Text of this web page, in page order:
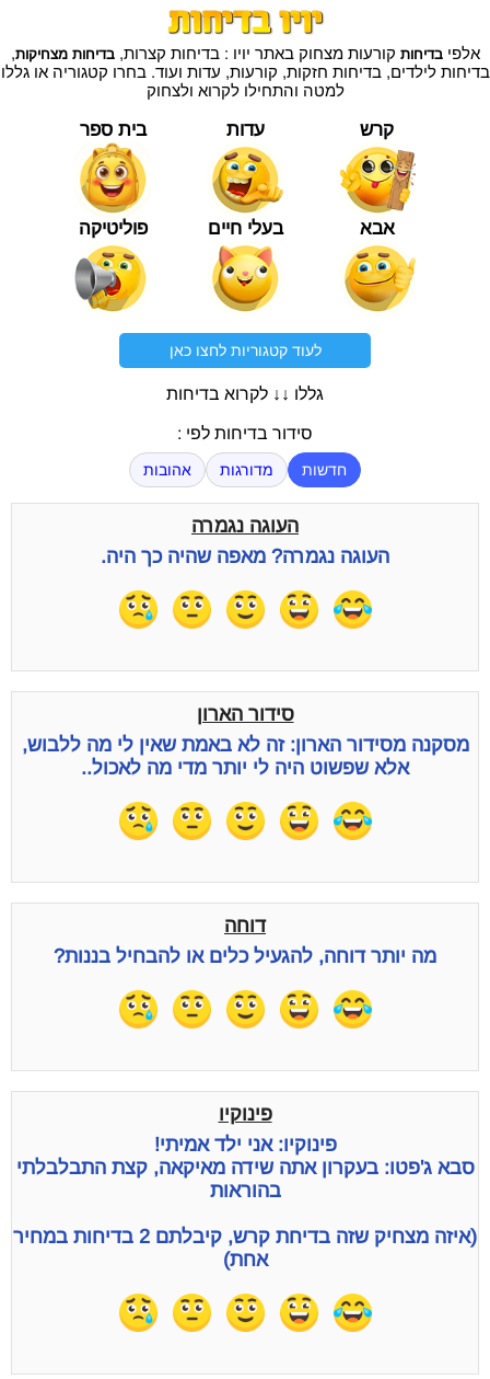
אלפיבדיחות קורעות מצחוק באתר יויו : בדיחות קצרות,בדיחות מצחיקות,
בדיחות לילדים, בדיחות חזקות, קורעות, עדות ועוד. בחרו קטגוריה או גללו
למטה והתחילו לקרוא ולצחוק
קרש עדות בית ספר
אבא בעלי חיים פוליטיקה
לעוד קטגוריות לחצו כאן
גללו ↓↓ לקרוא בדיחות
סידור בדיחות לפי :
חדשות מדורגות אהובות
העוגה נגמרה
העוגה נגמרה? מאפה שהיה כך היה.
סידור הארון
מסקנה מסידור הארון: זה לא באמת שאין לי מה ללבוש,
אלא שפשוט היה לי יותר מדי מה לאכול..
דוחה
מה יותר דוחה, להגעיל כלים או להבחיל בננות?
פינוקיו
פינוקיו: אני ילד אמיתי!
סבא ג'פטו: בעקרון אתה שידה מאיקאה, קצת התבלבלתי
בהוראות
(איזה מצחיק שזה בדיחת קרש, קיבלתם 2 בדיחות במחיר
אחת)